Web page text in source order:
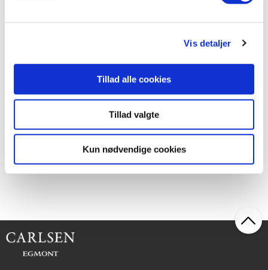
Vis detaljer
Tillad alle cookies
Tillad valgte
Kun nødvendige cookies
Verdens farligste bjørne
Fra ca. 7 år.